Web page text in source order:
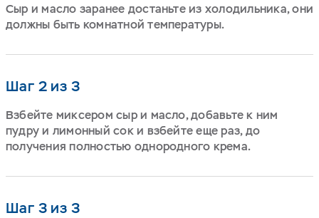
Сыр и масло заранее достаньте из холодильника, они
должны быть комнатной температуры.
Шаг 2 из 3
Взбейте миксером сыр и масло, добавьте к ним
пудру и лимонный сок и взбейте еще раз, до
получения полностью однородного крема.
Шаг 3 из 3